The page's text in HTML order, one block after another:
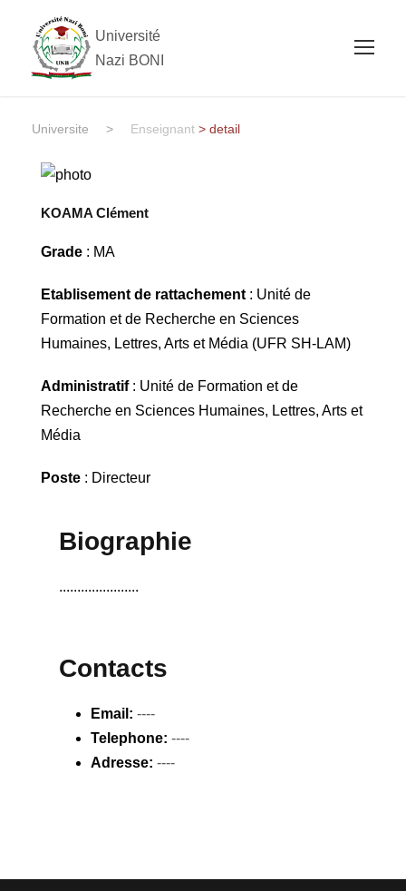
Université
Nazi BONI
Universite > Enseignant > detail
KOAMA Clément
Grade: MA
Etablisement de rattachement: Unité de
Formation et de Recherche en Sciences
Humaines, Lettres, Arts et Média (UFR SH-LAM)
Administratif : Unité de Formation et de
Recherche en Sciences Humaines, Lettres, Arts et
Média
Poste: Directeur
Biographie
......................
Contacts
Email: ----
Telephone: ----
Adresse: ----